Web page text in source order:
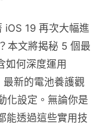
19 再次大幅進
本文將揭秘 5 個最
如何深度運用
新的電池養護觀
化設定。無論你是
能透過這些實用技